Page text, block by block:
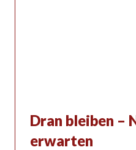
Dran bleiben –
erwarten